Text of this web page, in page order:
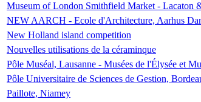
Museum of London Smithfield Market - Lacaton
NEW AARCH - Ecole d'Architecture, Aarhus
New Holland island competition
Nouvelles utilisations de la céraminque
Pôle Muséal, Lausanne - Musées de l'Élysée et
Pôle Universitaire de Sciences de Gestion,
Paillote, Niamey